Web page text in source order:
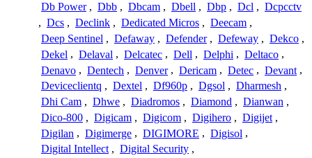
Db Power , Dbb , Dbcam , Dbell , Dbp , Dcl , Dcpcctv
, Dcs , Declink , Dedicated Micros , Deecam ,
Deep Sentinel , Defaway , Defender , Defeway , Dekco ,
Dekel , Delaval , Delcatec , Dell , Delphi , Deltaco ,
Denavo , Dentech , Denver , Dericam , Detec , Devant ,
Deviceclientq , Dextel , Df960p , Dgsol , Dharmesh ,
Dhi Cam , Dhwe , Diadromos , Diamond , Dianwan ,
Dico-800 , Digicam , Digicom , Digihero , Digijet ,
Digilan , Digimerge , DIGIMORE , Digisol ,
Digital Intellect , Digital Security ,